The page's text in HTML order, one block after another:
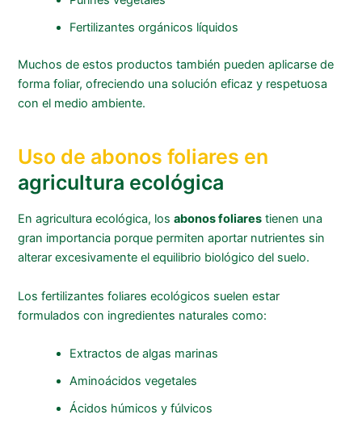
Fertilizantes orgánicos líquidos
Muchos de estos productos también pueden aplicarse de
forma foliar, ofreciendo una solución eficaz y respetuosa
con el medio ambiente.
Uso de abonos foliares en
agricultura ecológica
En agricultura ecológica, losabonos foliares tienen una
gran importancia porque permiten aportar nutrientes sin
alterar excesivamente el equilibrio biológico del suelo.
Los fertilizantes foliares ecológicos suelen estar
formulados con ingredientes naturales como:
Extractos de algas marinas
Aminoácidos vegetales
Ácidos húmicos y fúlvicos